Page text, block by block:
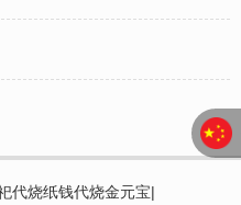
代烧纸钱代烧金元宝|